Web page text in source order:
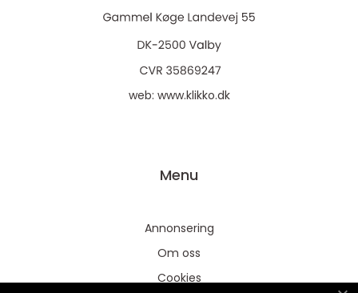
web: www.klikko.dk
Menu
Annonsering
Om oss
Cookies